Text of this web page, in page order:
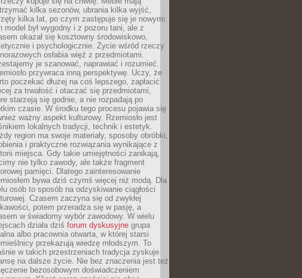
kilka sezonów, ubrania kilka wyjść,
kilka lat, po czym zastępuje się je nowymi.
model był wygodny i z pozoru tani, ale z
okazał się kosztowny środowiskowo,
i psychologicznie. Życie wśród rzeczy
osłabia więź z przedmiotami.
je szanować, naprawiać i rozumieć.
przywraca inną perspektywę. Uczy, że
poczekać dłużej na coś lepszego, zapłacić
za trwałość i otaczać się przedmiotami,
starzeją się godnie, a nie rozpadają po
czasie. W środku tego procesu pojawia się
ważny aspekt kulturowy. Rzemiosło jest
lokalnych tradycji, technik i estetyk.
region ma swoje materiały, sposoby obróbki,
i praktyczne rozwiązania wynikające z
miejsca. Gdy takie umiejętności zanikają,
nie tylko zawody, ale także fragment
pamięci. Dlatego zainteresowanie
bywa dziś czymś więcej niż modą. Dla
osób to sposób na odzyskiwanie ciągłości
Czasem zaczyna się od zwykłej
potem przeradza się w pasję, a
w świadomy wybór zawodowy. W wielu
działa dziś forum dyskusyjne grupa
albo pracownia otwarta, w której starsi
przekazują wiedzę młodszym. To
w takich przestrzeniach tradycja zyskuje
na dalsze życie. Nie bez znaczenia jest też
bezosobowym doświadczeniem